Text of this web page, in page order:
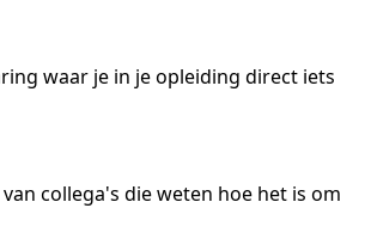
waar je in je opleiding direct iets
collega's die weten hoe het is om